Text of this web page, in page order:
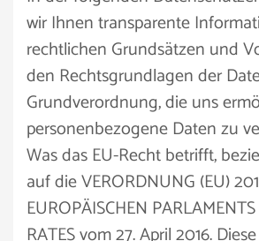
wir Ihnen transparente
rechtlichen Grundsätzen und
den Rechtsgrundlagen der
Grundverordnung, die uns
personenbezogene Daten zu
Was das EU-Recht betrifft,
auf die VERORDNUNG (EU)
EUROPÄISCHEN